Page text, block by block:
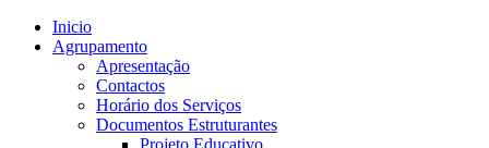
Inicio
Agrupamento
Apresentação
Contactos
Horário dos Serviços
Documentos Estruturantes
Projeto Educativo